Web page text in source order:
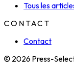
Tous les
CONTACT
Contact
© 2026 Press-